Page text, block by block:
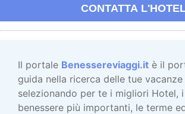
CONTATTA
Il portale Benessereviaggi.it è il
guida nella ricerca delle tue vacanze
selezionando per te i migliori Hotel,
benessere più importanti, le terme